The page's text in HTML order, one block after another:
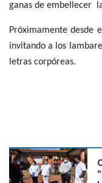
ganas de embellecer
Próximamente desde
invitando a los
letras corpóreas.